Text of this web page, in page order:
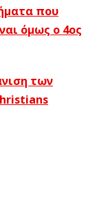
που
όμως ο 4ος
των